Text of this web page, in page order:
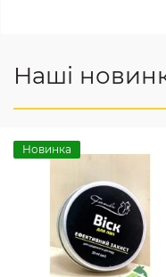
Наші
Новинка